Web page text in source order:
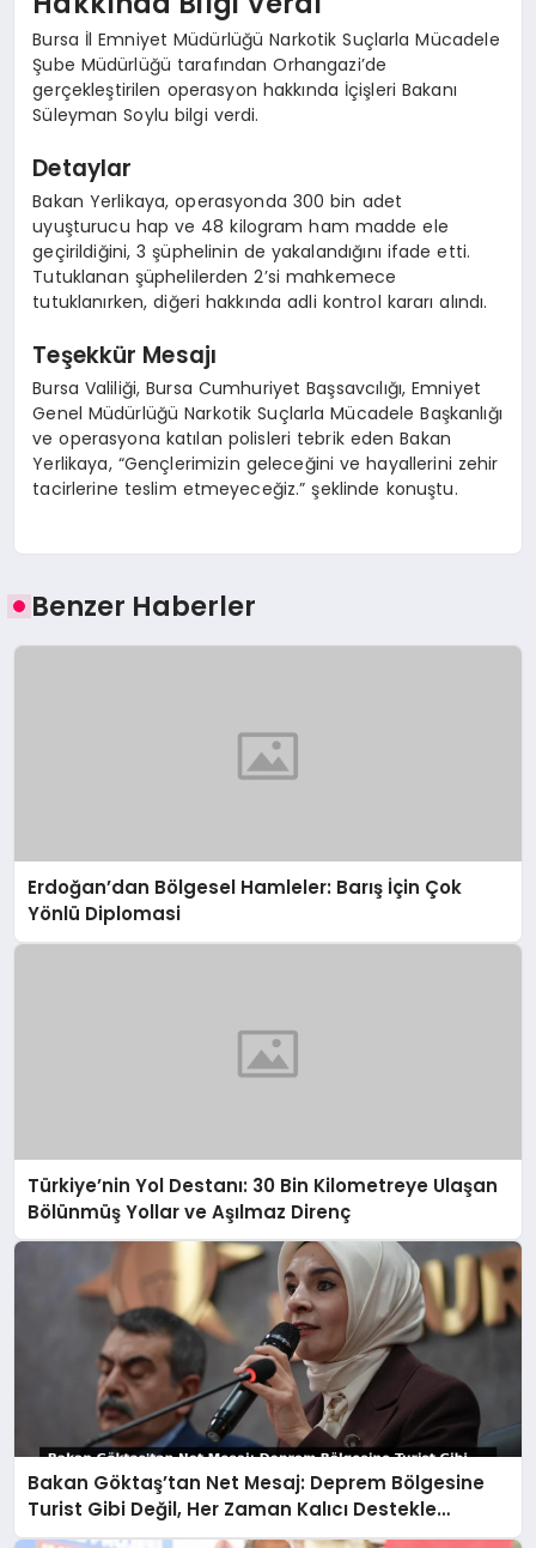
Bursa İl Emniyet Müdürlüğü Narkotik Suçlarla Mücadele
Şube Müdürlüğü tarafından Orhangazi’de
gerçekleştirilen operasyon hakkında İçişleri Bakanı
Süleyman Soylu bilgi verdi.
Detaylar
Bakan Yerlikaya, operasyonda 300 bin adet
uyuşturucu hap ve 48 kilogram ham madde ele
geçirildiğini, 3 şüphelinin de yakalandığını ifade etti.
Tutuklanan şüphelilerden 2’si mahkemece
tutuklanırken, diğeri hakkında adli kontrol kararı alındı.
Teşekkür Mesajı
Bursa Valiliği, Bursa Cumhuriyet Başsavcılığı, Emniyet
Genel Müdürlüğü Narkotik Suçlarla Mücadele Başkanlığı
ve operasyona katılan polisleri tebrik eden Bakan
Yerlikaya, “Gençlerimizin geleceğini ve hayallerini zehir
tacirlerine teslim etmeyeceğiz.” şeklinde konuştu.
Benzer Haberler
Erdoğan’dan Bölgesel Hamleler: Barış İçin Çok
Yönlü Diplomasi
Türkiye’nin Yol Destanı: 30 Bin Kilometreye Ulaşan
Bölünmüş Yollar ve Aşılmaz Direnç
Bakan Göktaş’tan Net Mesaj: Deprem Bölgesine
Turist Gibi Değil, Her Zaman Kalıcı Destekle
Gidiyoruz!